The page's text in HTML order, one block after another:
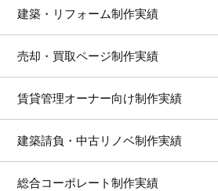
建築・リフォーム制作実績
売却・買取ページ制作実績
賃貸管理オーナー向け制作実績
建築請負・中古リノベ制作実績
総合コーポレート制作実績